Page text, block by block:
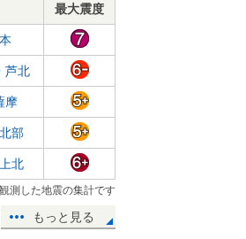
最大震度
芦北
摩
部
北
測した地震の集計です
もっと見る